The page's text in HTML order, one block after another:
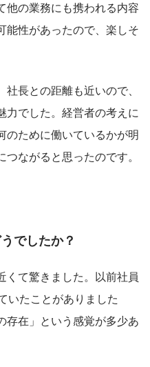
他の業務にも携われる内容
能性があったので、楽しそ
長との距離も近いので、
力でした。経営者の考えに
のために働いているかが明
ながると思ったのです。
でしたか？
くて驚きました。以前社員
いたことがありました
存在」という感覚が多少あ